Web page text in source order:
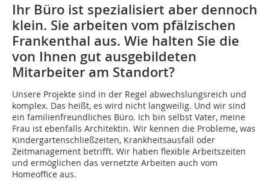
Ihr Büro ist spezialisiert aber dennoch
klein. Sie arbeiten vom pfälzischen
Frankenthal aus. Wie halten Sie die
von Ihnen gut ausgebildeten
Mitarbeiter am Standort?
Unsere Projekte sind in der Regel abwechslungsreich und
komplex. Das heißt, es wird nicht langweilig. Und wir sind
ein familienfreundliches Büro. Ich bin selbst Vater, meine
Frau ist ebenfalls Architektin. Wir kennen die Probleme, was
Kindergartenschließzeiten, Krankheitsausfall oder
Zeitmanagement betrifft. Wir haben flexible Arbeitszeiten
und ermöglichen das vernetzte Arbeiten auch vom
Homeoffice aus.